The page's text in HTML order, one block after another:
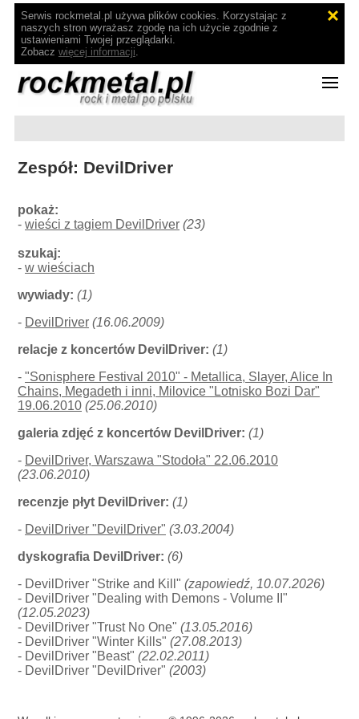
Serwis rockmetal.pl używa plików cookies. Korzystając z
naszych stron wyrażasz zgodę na ich użycie zgodnie z
ustawieniami Twojej przeglądarki.
Zobacz więcej informacji.
Zespół: DevilDriver
pokaż:
-wieści z tagiem DevilDriver (23)
szukaj:
-w wieściach
wywiady: (1)
- DevilDriver (16.06.2009)
relacje z koncertów DevilDriver: (1)
-"Sonisphere Festival 2010" - Metallica, Slayer, Alice In
Chains, Megadeth i inni, Milovice "Lotnisko Bozi Dar"
19.06.2010 (25.06.2010)
galeria zdjęć z koncertów DevilDriver: (1)
- DevilDriver, Warszawa "Stodoła" 22.06.2010
(23.06.2010)
recenzje płyt DevilDriver: (1)
- DevilDriver "DevilDriver" (3.03.2004)
dyskografia DevilDriver: (6)
- DevilDriver "Strike and Kill"(zapowiedź, 10.07.2026)
- DevilDriver "Dealing with Demons - Volume II"
(12.05.2023)
- DevilDriver "Trust No One"(13.05.2016)
- DevilDriver "Winter Kills"(27.08.2013)
- DevilDriver "Beast"(22.02.2011)
- DevilDriver "DevilDriver"(2003)